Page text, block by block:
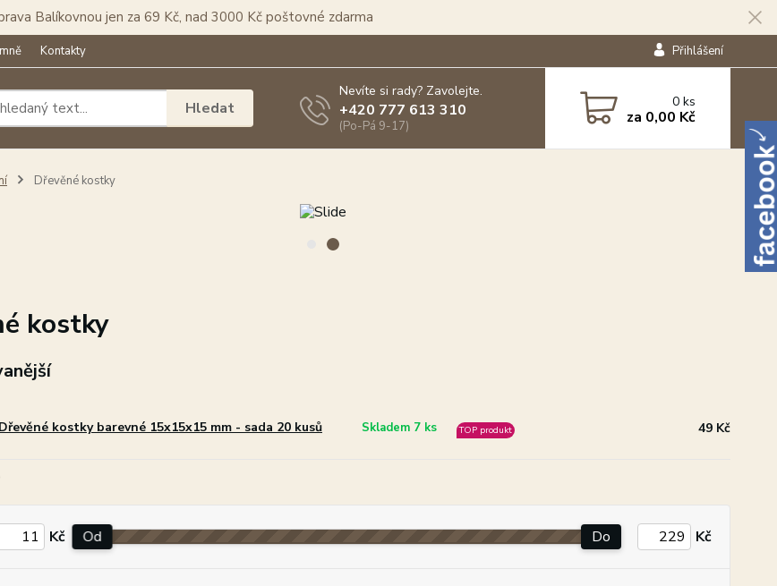
Balíkovnou jen za 69 Kč, nad 3000 Kč poštovné zdarma
Kontakty Přihlášení
Hledat
Nevíte si rady? Zavolejte.
+420 777 613 310
(Po-Pá 9-17)
0ks
za 0,00 Kč
Dřevěné kostky
kostky
Dřevěné kostky barevné 15x15x15 mm - sada 20 kusů Skladem 7 ks TOP produkt 49 Kč
Kč Od Do Kč